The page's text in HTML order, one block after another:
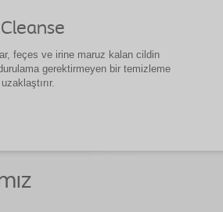
feçes ve irine maruz kalan cildin
gerektirmeyen bir temizleme